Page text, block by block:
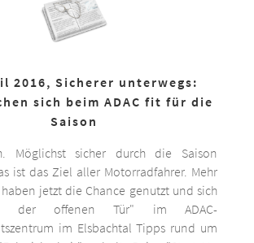
2016, Sicherer unterwegs:
sich beim ADAC fit für die
Saison
Möglichst sicher durch die Saison
ist das Ziel aller Motorradfahrer. Mehr
jetzt die Chance genutzt und sich
der offenen Tür" im ADAC-
im Elsbachtal Tipps rund um